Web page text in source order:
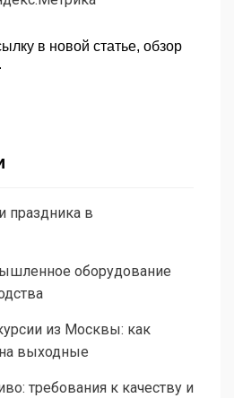
в новой статье, обзор
праздника в
оборудование
из Москвы: как
выходные
требования к качеству и